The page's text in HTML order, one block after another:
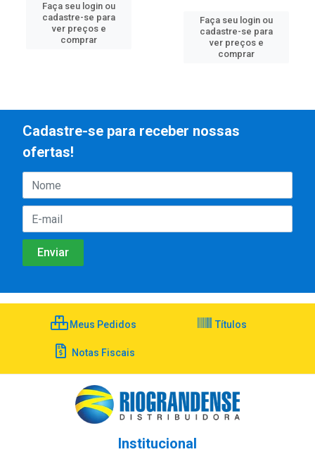
Faça seu login ou
cadastre-se para
ver preços e
comprar
Faça seu login ou
cadastre-se para
ver preços e
comprar
Cadastre-se para receber nossas
ofertas!
Meus Pedidos Títulos
Notas Fiscais
Institucional